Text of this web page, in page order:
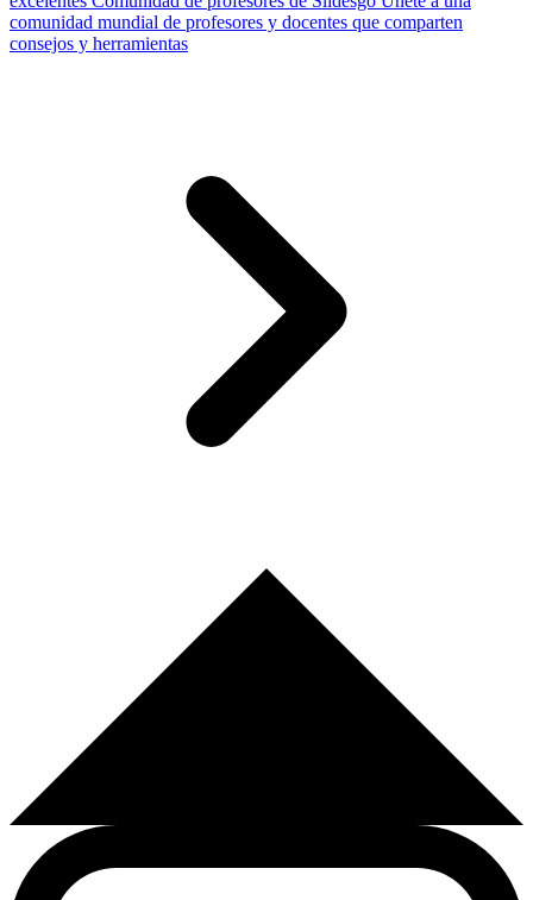
comunidad mundial de profesores y docentes que comparten
consejos y herramientas